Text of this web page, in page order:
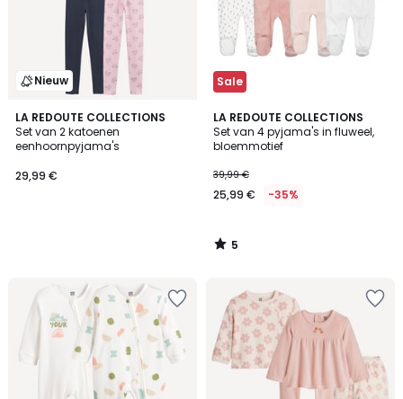
Nieuw
LA REDOUTE COLLECTIONS
Set van 2 katoenen
eenhoornpyjama's
29,99 €
Sale
LA REDOUTE COLLECTIONS
Set van 4 pyjama's in fluweel,
bloemmotief
39,99 €
25,99 € -35%
5
/
5
5
/